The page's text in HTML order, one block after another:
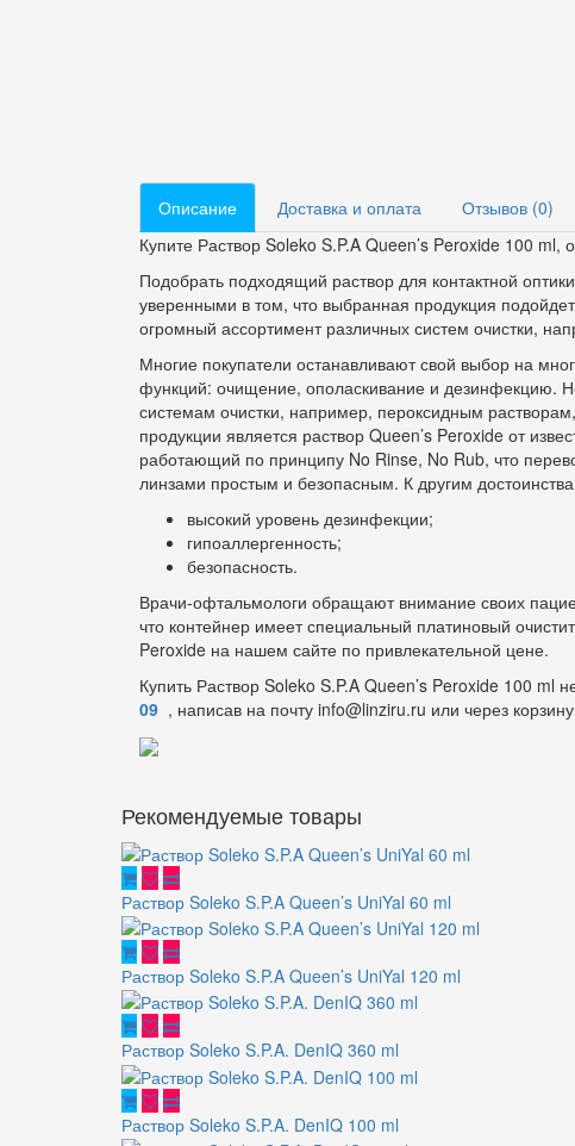
Описание Доставка и оплата
Отзывов (0)
Купите Раствор Soleko S.P.A Queen’s Peroxide 100 ml,
Подобрать подходящий раствор для контактной
уверенными в том, что выбранная продукция
огромный ассортимент различных систем очистки,
Многие покупатели останавливают свой выбор на
функций: очищение, ополаскивание и дезинфекцию.
системам очистки, например, пероксидным
продукции является раствор Queen’s Peroxide от
работающий по принципу No Rinse, No Rub, что
линзами простым и безопасным. К другим
высокий уровень дезинфекции;
гипоаллергенность;
безопасность.
Врачи-офтальмологи обращают внимание своих
что контейнер имеет специальный платиновый
Peroxide на нашем сайте по привлекательной цене.
Купить Раствор Soleko S.P.A Queen’s Peroxide 100
09 , написав на почту info@linziru.ru или через
Рекомендуемые товары
Раствор Soleko S.P.A Queen’s UniYal 60 ml
Раствор Soleko S.P.A Queen’s UniYal 120 ml
Раствор Soleko S.P.A. DenIQ 360 ml
Раствор Soleko S.P.A. DenIQ 100 ml